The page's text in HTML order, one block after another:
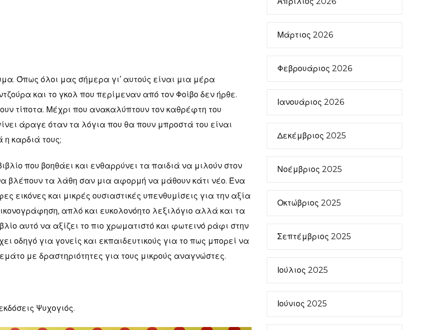
Όπως όλοι μας σήμερα γι’ αυτούς είναι μια μέρα
και το γκολ που περίμεναν από τον Φοίβο δεν ήρθε.
τίποτα. Μέχρι που ανακαλύπτουν τον καθρέφτη του
άραγε όταν τα λόγια που θα πουν μπροστά του είναι
καρδιά τους;
που βοηθάει και ενθαρρύνει τα παιδιά να μιλούν στον
βλέπουν τα λάθη σαν μια αφορμή να μάθουν κάτι νέο. Ένα
εικόνες και μικρές ουσιαστικές υπενθυμίσεις για την αξία
απλό και ευκολονόητο λεξιλόγιο αλλά και τα
αυτό να αξίζει το πιο χρωματιστό και φωτεινό ράφι στην
οδηγό για γονείς και εκπαιδευτικούς για το πως μπορεί να
με δραστηριότητες για τους μικρούς αναγνώστες.
Ψυχογιός.
Μάρτιος 2026
Φεβρουάριος 2026
Ιανουάριος 2026
Δεκέμβριος 2025
Νοέμβριος 2025
Οκτώβριος 2025
Σεπτέμβριος 2025
Ιούλιος 2025
Ιούνιος 2025